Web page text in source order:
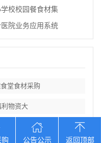
校校园餐食材集
院业务应用系统
堂食材采购
物资大
购配送服务
公告公示 返回顶部